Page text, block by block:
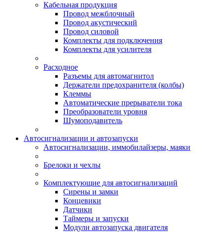
Кабельная продукция
Провод межблочный
Провод акустический
Провод силовой
Комплекты для подключения
Комплекты для усилителя
Расходное
Разъемы для автомагнитол
Держатели предохранителя (колбы)
Клеммы
Автоматические прерыватели тока
Преобразователи уровня
Шумоподавитель
Автосигнализации и автозапуски
Автосигнализации, иммобилайзеры, маяки
Брелоки и чехлы
Комплектующие для автосигнализаций
Сирены и замки
Концевики
Датчики
Таймеры и запуски
Модули автозапуска двигателя